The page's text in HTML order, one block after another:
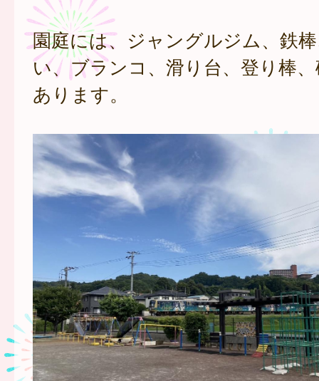
園庭には、ジャングルジム、鉄
い、ブランコ、滑り台、登り棒
あります。